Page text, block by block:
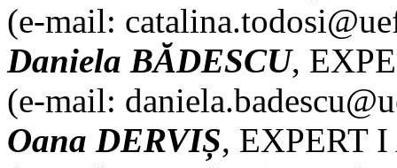
(e-mail:
Daniela BĂDESCU,
(e-mail:
Oana DERVIȘ, EXPERT I